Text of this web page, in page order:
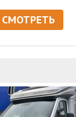
СМОТРЕТЬ